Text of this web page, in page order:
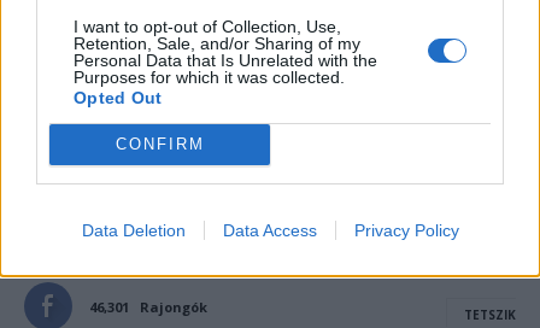
I want to opt-out of Collection, Use,
Retention, Sale, and/or Sharing of my
Personal Data that Is Unrelated with the
Purposes for which it was collected.
Opted Out
CONFIRM
Data Deletion Data Access Privacy Policy
Notify me of follow-up comments by email.
Notify me of new posts by email.
46,301 Rajongók TETSZIK